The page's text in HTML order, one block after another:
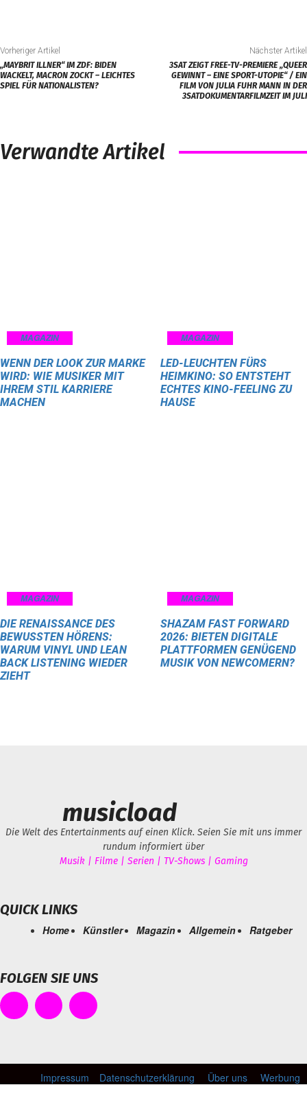
Vorheriger Artikel
„MAYBRIT ILLNER“ IM ZDF: BIDEN
WACKELT, MACRON ZOCKT – LEICHTES
SPIEL FÜR NATIONALISTEN?
Nächster Artikel
3SAT ZEIGT FREE-TV-PREMIERE „QUEER
GEWINNT – EINE SPORT-UTOPIE“ / EIN
FILM VON JULIA FUHR MANN IN DER
3SATDOKUMENTARFILMZEIT IM JULI
Verwandte Artikel
MAGAZIN
WENN DER LOOK ZUR MARKE
WIRD: WIE MUSIKER MIT
IHREM STIL KARRIERE
MACHEN
MAGAZIN
LED-LEUCHTEN FÜRS
HEIMKINO: SO ENTSTEHT
ECHTES KINO-FEELING ZU
HAUSE
MAGAZIN
DIE RENAISSANCE DES
BEWUSSTEN HÖRENS:
WARUM VINYL UND LEAN
BACK LISTENING WIEDER
ZIEHT
MAGAZIN
SHAZAM FAST FORWARD
2026: BIETEN DIGITALE
PLATTFORMEN GENÜGEND
MUSIK VON NEWCOMERN?
musicload
Die Welt des Entertainments auf einen Klick. Seien Sie mit uns immer
rundum informiert über
Musik | Filme | Serien | TV-Shows | Gaming
QUICK LINKS
Home Künstler Magazin Allgemein Ratgeber
FOLGEN SIE UNS
Impressum Datenschutzerklärung Über uns Werbung